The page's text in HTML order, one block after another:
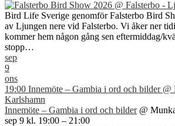
Bird Life Sverige genomför Falsterbo Bird
av Ljungen nere vid Falsterbo. Vi åker ner
kommer hem någon gång sen eftermiddag/
stopp…
sep
9
ons
19:00 Innemöte – Gambia i ord och bilder @
Karlshamn
Innemöte – Gambia i ord och bilder @
sep 9 kl. 19:00 – 21:00